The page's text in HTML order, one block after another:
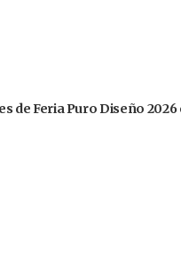
de Feria Puro Diseño 2026